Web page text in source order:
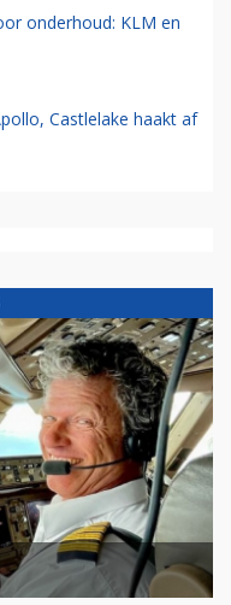
onderhoud: KLM en
Castlelake haakt af